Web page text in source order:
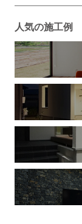
人気の施工例